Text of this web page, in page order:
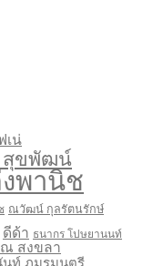
เน่
สุขพัฒน์
พานิช
ณวัฒน์ กุลรัตนรักษ์
ดีด้า ธนากร โปษยานนท์
สงขลา
นท์ ภมรมนตรี